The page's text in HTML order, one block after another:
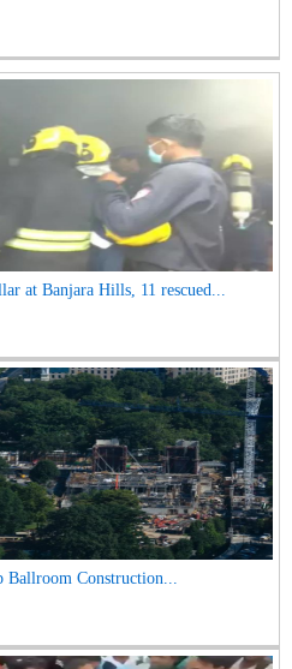
at Banjara Hills, 11 rescued...
Ballroom Construction...